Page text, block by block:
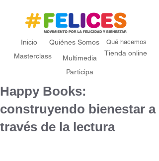
Inicio Quiénes Somos Qué hacemos
Masterclass Multimedia
Tienda online
Participa
Happy Books:
construyendo bienestar a
través de la lectura